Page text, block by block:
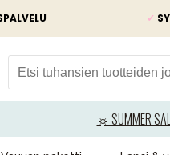
✓
☼ SUMMER